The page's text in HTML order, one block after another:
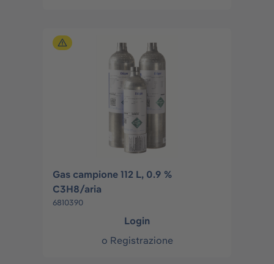
Gas campione 112 L, 0.9 %
C3H8/aria
6810390
Login
o Registrazione